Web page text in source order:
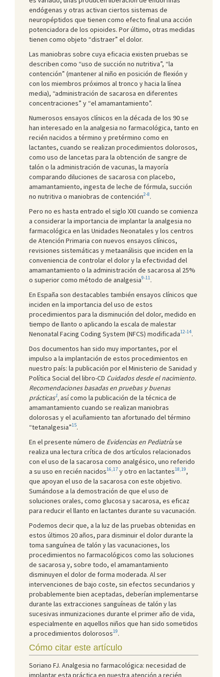
endógenas y otras activan ciertos sistemas de
neuropéptidos que tienen como efecto final una acción
potenciadora de los opioides. Por último, otras medidas
tienen como objeto “distraer” el dolor.
Las maniobras sobre cuya eficacia existen pruebas se
describen como “uso de succión no nutritiva”, “la
contención” (mantener al niño en posición de flexión y
con los miembros próximos al tronco y hacia la línea
media), “administración de sacarosa en diferentes
concentraciones” y “el amamantamiento”.
Numerosos ensayos clínicos en la década de los 90 se
han interesado en la analgesia no farmacológica, tanto en
recién nacidos a término y pretérmino como en
lactantes, cuando se realizan procedimientos dolorosos,
como uso de lancetas para la obtención de sangre de
talón o la administración de vacunas, la mayoría
comparando diluciones de sacarosa con placebo,
amamantamiento, ingesta de leche de fórmula, succión
no nutritiva o maniobras de contención2-8.
Pero no es hasta entrado el siglo XXI cuando se comienza
a considerar la importancia de implantar la analgesia no
farmacológica en las Unidades Neonatales y los centros
de Atención Primaria con nuevos ensayos clínicos,
revisiones sistemáticas y metaanálisis que inciden en la
conveniencia de controlar el dolor y la efectividad del
amamantamiento o la administración de sacarosa al 25%
o superior como método de analgesia9-11.
En España son destacables también ensayos clínicos que
inciden en la importancia del uso de estos
procedimientos para la disminución del dolor, medido en
tiempo de llanto o aplicando la escala de malestar
Nenonatal Facing Coding System (NFCS) modificada12-14.
Dos documentos han sido muy importantes, por el
impulso a la implantación de estos procedimientos en
nuestro país: la publicación por el Ministerio de Sanidad y
Política Social del libro-CD Cuidados desde el nacimiento.
Recomendaciones basadas en pruebas y buenas
prácticas1,así como la publicación de la técnica de
amamantamiento cuando se realizan maniobras
dolorosas y el acuñamiento tan afortunado del término
“tetanalgesia”15.
En el presente número de Evidencias en Pediatríase
realiza una lectura crítica de dos artículos relacionados
con el uso de la sacarosa como analgésico, uno referido
a su uso en recién nacidos16,17 y otro en lactantes18,19,
que apoyan el uso de la sacarosa con este objetivo.
Sumándose a la demostración de que el uso de
soluciones orales, como glucosa y sacarosa, es eficaz
para reducir el llanto en lactantes durante su vacunación.
Podemos decir que, a la luz de las pruebas obtenidas en
estos últimos 20 años, para disminuir el dolor durante la
toma sanguínea de talón y las vacunaciones, los
procedimientos no farmacológicos como las soluciones
de sacarosa y, sobre todo, el amamantamiento
disminuyen el dolor de forma moderada. Al ser
intervenciones de bajo coste, sin efectos secundarios y
probablemente bien aceptadas, deberían implementarse
durante las extracciones sanguíneas de talón y las
sucesivas inmunizaciones durante el primer año de vida,
especialmente en aquellos niños que han sido sometidos
a procedimientos dolorosos19.
Cómo citar este artículo
Soriano FJ. Analgesia no farmacológica: necesidad de
implantar esta práctica en nuestra atención a recién